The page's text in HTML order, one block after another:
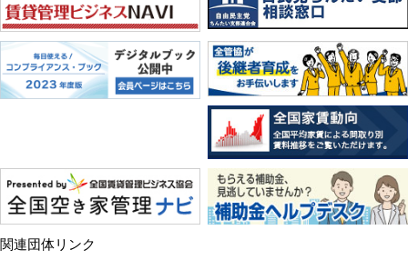
関連団体リンク